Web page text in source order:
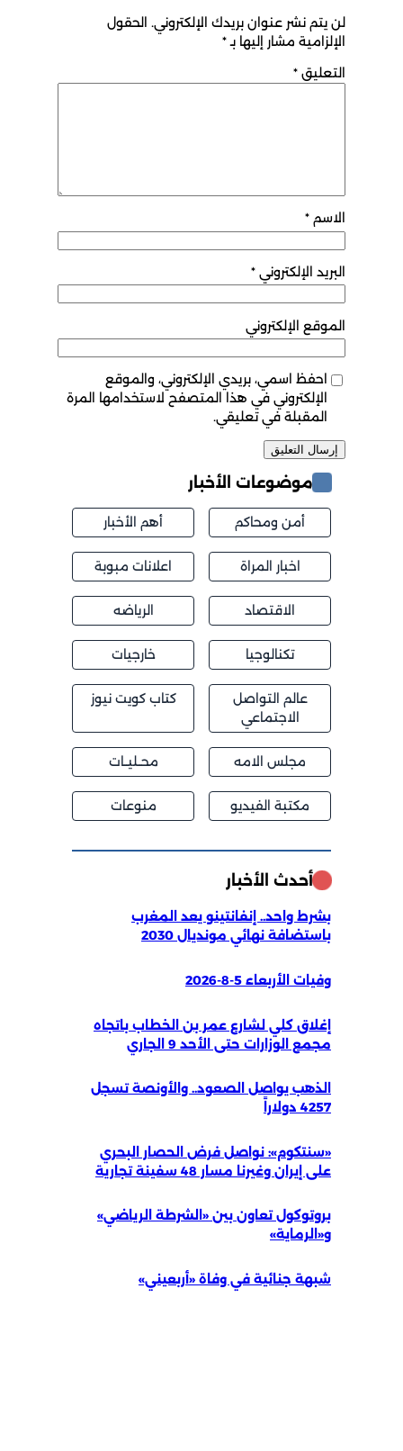
لن يتم نشر عنوان بريدك الإلكتروني. الحقول
الإلزامية مشار إليها بـ*
التعليق *
الاسم *
البريد الإلكتروني *
الموقع الإلكتروني
احفظ اسمي، بريدي الإلكتروني، والموقع
الإلكتروني في هذا المتصفح لاستخدامها المرة
المقبلة في تعليقي.
موضوعات الأخبار
أمن ومحاكم أهم الأخبار
اخبار المراة اعلانات مبوبة
الاقتصاد الرياضه
تكنالوجيا خارجيات
عالم التواصل
الاجتماعي
كتاب كويت نيوز
مجلس الامه محــليــات
مكتبة الفيديو منوعات
أحدث الأخبار
بشرط واحد.. إنفانتينو يعد المغرب
باستضافة نهائي مونديال 2030
وفيات الأربعاء 5-8-2026
إغلاق كلي لشارع عمر بن الخطاب باتجاه
مجمع الوزارات حتى الأحد 9 الجاري
الذهب يواصل الصعود.. والأونصة تسجل
4257 دولاراً
«سنتكوم»: نواصل فرض الحصار البحري
على إيران وغيرنا مسار 48 سفينة تجارية
بروتوكول تعاون بين «الشرطة الرياضي»
و«الرماية»
شبهة جنائية في وفاة «أربعيني»